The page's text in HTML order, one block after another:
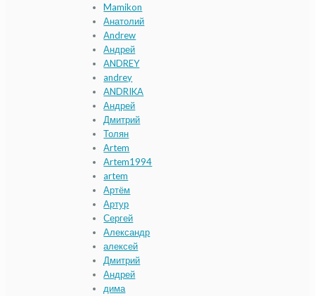
Mamikon
Анатолий
Andrew
Андрей
ANDREY
andrey
ANDRIKA
Андрей
Дмитрий
Толян
Artem
Artem1994
artem
Артём
Артур
Сергей
Александр
алексей
Дмитрий
Андрей
дима